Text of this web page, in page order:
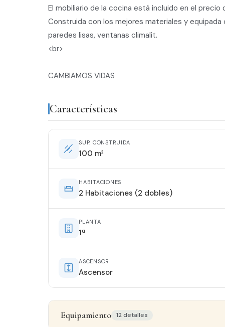
El mobiliario de la cocina está incluido en el
Construida con los mejores materiales y
paredes lisas, ventanas climalit.
<br>
CAMBIAMOS VIDAS
Características
SUP. CONSTRUIDA
100 m²
HABITACIONES
2 Habitaciones (2 dobles)
PLANTA
1ª
ASCENSOR
Ascensor
Equipamiento 12 detalles